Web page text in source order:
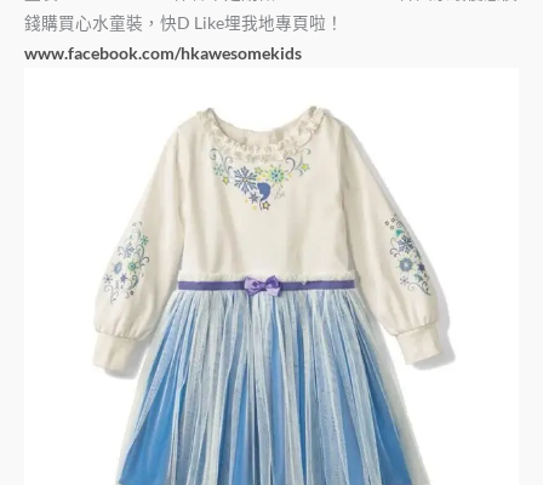
錢購買心水童裝，快D Like埋我地專頁啦！
www.facebook.com/hkawesomekids